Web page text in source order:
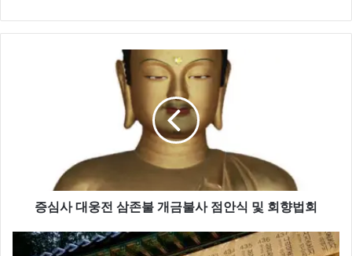
증심사 대웅전 삼존불 개금불사 점안식 및 회향법회